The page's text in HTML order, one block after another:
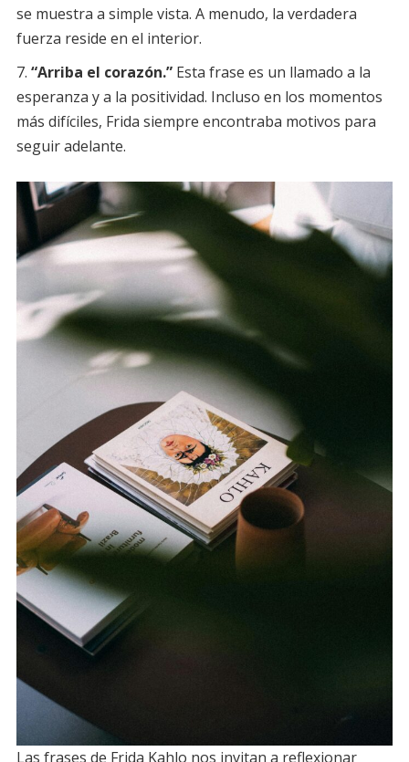
se muestra a simple vista. A menudo, la verdadera
fuerza reside en el interior.
“Arriba el corazón.”Esta frase es un llamado a la
esperanza y a la positividad. Incluso en los momentos
más difíciles, Frida siempre encontraba motivos para
seguir adelante.
Las frases de Frida Kahlo nos invitan a reflexionar